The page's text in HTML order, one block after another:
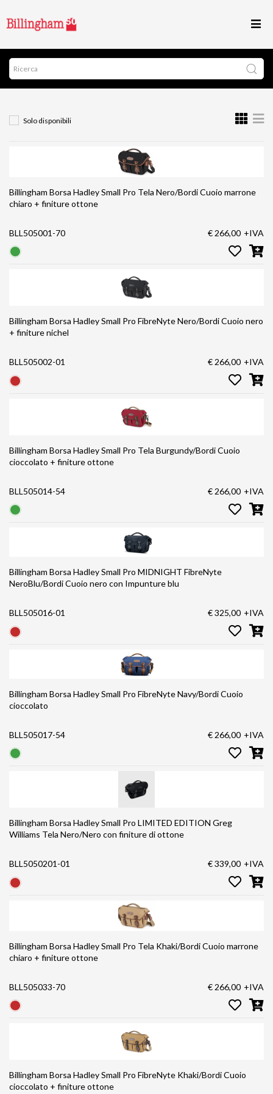
Solo disponibili
Billingham Borsa Hadley Small Pro Tela Nero/Bordi Cuoio marrone
chiaro + finiture ottone
BLL505001-70 € 266,00 +IVA
Billingham Borsa Hadley Small Pro FibreNyte Nero/Bordi Cuoio nero
+ finiture nichel
BLL505002-01 € 266,00 +IVA
Billingham Borsa Hadley Small Pro Tela Burgundy/Bordi Cuoio
cioccolato + finiture ottone
BLL505014-54 € 266,00 +IVA
Billingham Borsa Hadley Small Pro MIDNIGHT FibreNyte
NeroBlu/Bordi Cuoio nero con Impunture blu
BLL505016-01 € 325,00 +IVA
Billingham Borsa Hadley Small Pro FibreNyte Navy/Bordi Cuoio
cioccolato
BLL505017-54 € 266,00 +IVA
Billingham Borsa Hadley Small Pro LIMITED EDITION Greg
Williams Tela Nero/Nero con finiture di ottone
BLL5050201-01 € 339,00 +IVA
Billingham Borsa Hadley Small Pro Tela Khaki/Bordi Cuoio marrone
chiaro + finiture ottone
BLL505033-70 € 266,00 +IVA
Billingham Borsa Hadley Small Pro FibreNyte Khaki/Bordi Cuoio
cioccolato + finiture ottone